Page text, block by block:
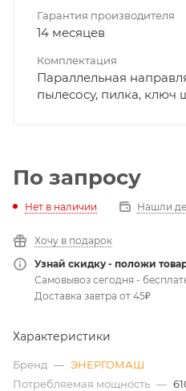
Гарантия производителя
14 месяцев
Комплектация
Параллельная
пылесосу, пилка, ключ
По запросу
Нет в наличии Нашли
Хочу в подарок
Узнай скидку - положи
Самовывоз сегодня -
Доставка завтра от 45₽
Характеристики
Бренд — ЭНЕРГОМАШ
Потребляемая мощность —